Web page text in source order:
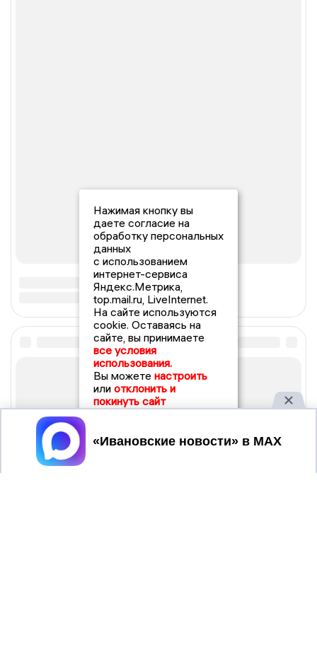
Нажимая кнопку вы
даете согласие на
обработку персональных
данных
с использованием
интернет-сервиса
Яндекс.Метрика,
top.mail.ru, LiveInternet.
На сайте используются
cookie. Оставаясь на
сайте, вы принимаете
все условия
использования.
Вы можете настроить
или отклонить и
покинуть сайт
Принять